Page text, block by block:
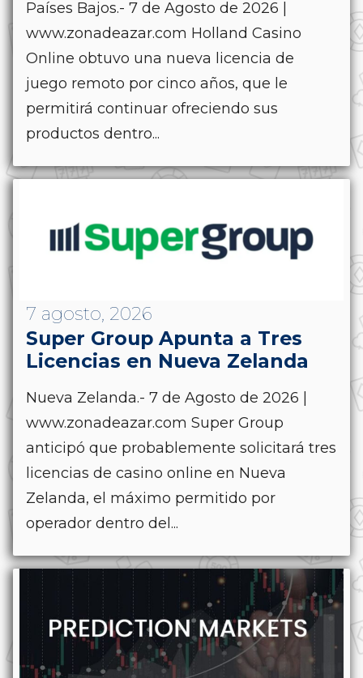
Países Bajos.- 7 de Agosto de 2026 |
www.zonadeazar.com Holland Casino
Online obtuvo una nueva licencia de
juego remoto por cinco años, que le
permitirá continuar ofreciendo sus
productos dentro...
7 agosto, 2026
Super Group Apunta a Tres
Licencias en Nueva Zelanda
Nueva Zelanda.- 7 de Agosto de 2026 |
www.zonadeazar.com Super Group
anticipó que probablemente solicitará tres
licencias de casino online en Nueva
Zelanda, el máximo permitido por
operador dentro del...